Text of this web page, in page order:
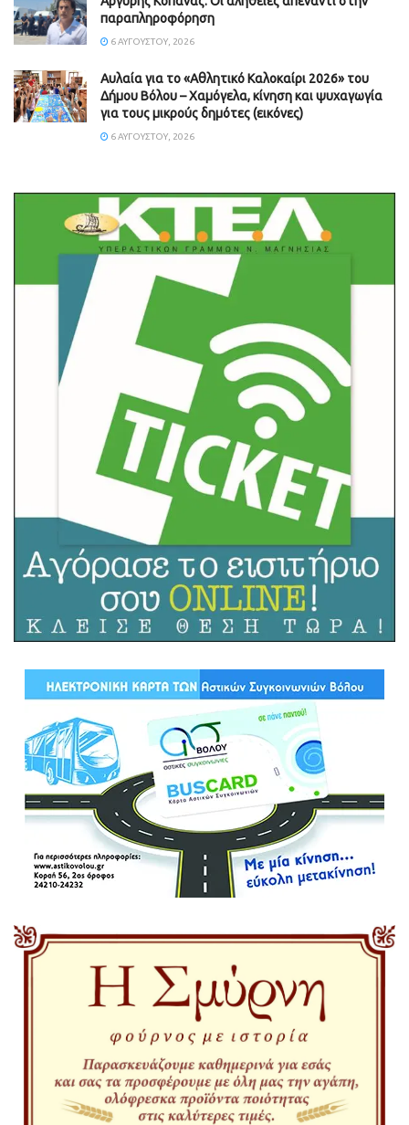
παραπληροφόρηση
6 ΑΥΓΟΎΣΤΟΥ, 2026
Αυλαία για το «Αθλητικό Καλοκαίρι 2026» του
Δήμου Βόλου – Χαμόγελα, κίνηση και ψυχαγωγία
για τους μικρούς δημότες (εικόνες)
6 ΑΥΓΟΎΣΤΟΥ, 2026